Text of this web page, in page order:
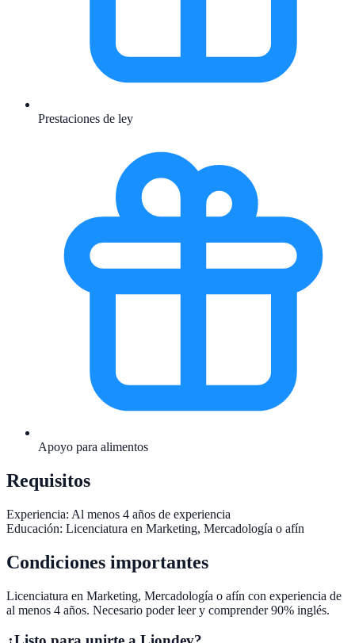
Prestaciones de ley
Apoyo para alimentos
Requisitos
Experiencia: Al menos 4 años de experiencia
Educación: Licenciatura en Marketing, Mercadología o afín
Condiciones importantes
Licenciatura en Marketing, Mercadología o afín con experiencia de
al menos 4 años. Necesario poder leer y comprender 90% inglés.